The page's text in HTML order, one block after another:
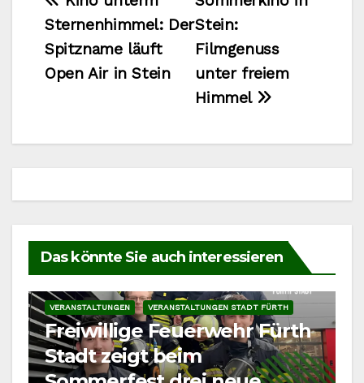
Stein:
Filmgenuss
unter freiem
Himmel
Sternenhimmel: Der
Spitzname läuft
Open Air in Stein
Das könnte Sie auch interessieren
VERANSTALTUNGEN VERANSTALTUNGEN STADT FÜRTH
Freiwillige Feuerwehr Fürth
Stadt zeigt beim